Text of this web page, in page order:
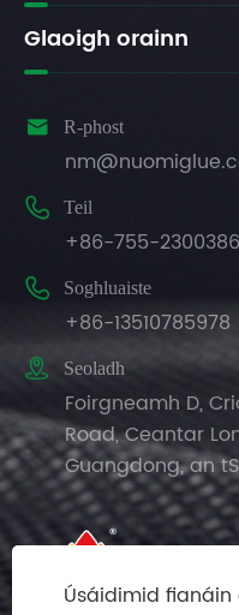
Glaoigh orainn
 R-phost
 Teil
+86-755-
 Soghluaiste
+86-13510785978
 Seoladh
Foirgneamh D,
Road, Ceantar
Guangdong, an
Úsáidimid